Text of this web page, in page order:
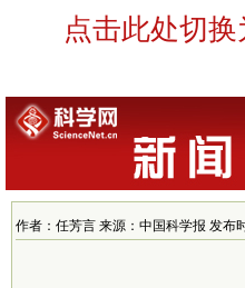
点击此处切
作者：任芳言 来源：中国科学报 发布